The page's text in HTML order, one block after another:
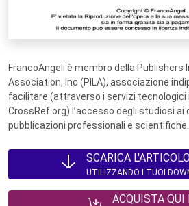
FrancoAngeli è membro della Publishers
Association, Inc (PILA), associazione
facilitare (attraverso i servizi
CrossRef.org) l’accesso degli studiosi
pubblicazioni professionali e scientifiche.
SCARICA
UTILIZZANDO I TUOI
ACQUISTA QUI